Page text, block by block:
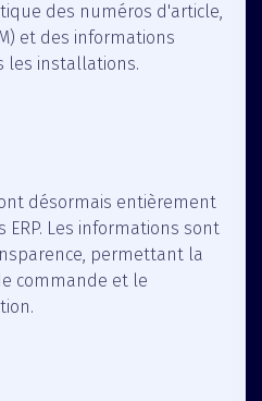
des numéros d'article,
et des informations
les installations.
désormais entièrement
ERP. Les informations sont
permettant la
commande et le